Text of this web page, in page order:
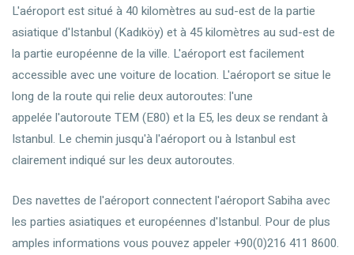
L'aéroport est situé à 40 kilomètres au sud-est de la partie
asiatique d'Istanbul (Kadıköy) et à 45 kilomètres au sud-est de
la partie européenne de la ville. L'aéroport est facilement
accessible avec une voiture de location. L'aéroport se situe le
long de la route qui relie deux autoroutes: l'une
appelée l'autoroute TEM (E80) et la E5, les deux se rendant à
Istanbul. Le chemin jusqu'à l'aéroport ou à Istanbul est
clairement indiqué sur les deux autoroutes.
Des navettes de l'aéroport connectent l'aéroport Sabiha avec
les parties asiatiques et européennes d'Istanbul. Pour de plus
amples informations vous pouvez appeler +90(0)216 411 8600.